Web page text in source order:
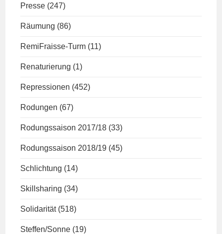
Presse (247)
Räumung (86)
RemiFraisse-Turm (11)
Renaturierung (1)
Repressionen (452)
Rodungen (67)
Rodungssaison 2017/18 (33)
Rodungssaison 2018/19 (45)
Schlichtung (14)
Skillsharing (34)
Solidarität (518)
Steffen/Sonne (19)